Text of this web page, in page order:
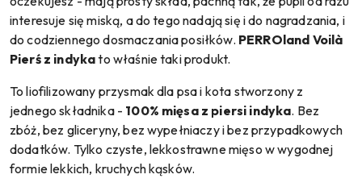
interesuje się miską, a do tego nadają się i do nagradzania, i
do codziennego dosmaczania posiłków. PERROland Voilà
Pierś z indykato właśnie taki produkt.
To liofilizowany przysmak dla psa i kota stworzony z
jednego składnika - 100% mięsa z piersi indyka. Bez
zbóż, bez gliceryny, bez wypełniaczy i bez przypadkowych
dodatków. Tylko czyste, lekkostrawne mięso w wygodnej
formie lekkich, kruchych kąsków.